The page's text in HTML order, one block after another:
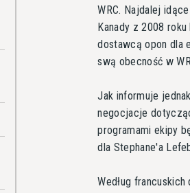
WRC. Najdalej
Kanady z 2008
dostawcą opon dla
swą obecność w
Jak informuje
negocjacje
programami ekipy
dla Stephane'a
Według